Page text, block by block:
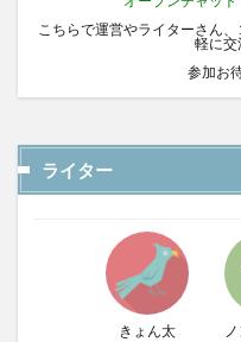
こちらで運営やライターさん
軽に交
参加お
ライター
きょん太